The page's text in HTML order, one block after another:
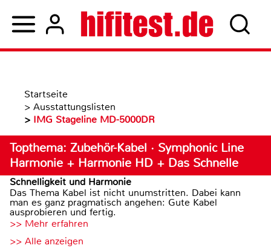
Startseite
> Ausstattungslisten
> IMG Stageline MD-5000DR
Topthema: Zubehör-Kabel · Symphonic Line
Harmonie + Harmonie HD + Das Schnelle
Schnelligkeit und Harmonie
Das Thema Kabel ist nicht unumstritten. Dabei kann
man es ganz pragmatisch angehen: Gute Kabel
ausprobieren und fertig.
>> Mehr erfahren
>> Alle anzeigen